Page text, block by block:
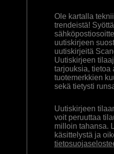
Ole kartalla
trendeistä!
uutiskirjeen
uutiskirjeitä
Uutiskirjeen
tarjouksia, tietoa
tuotemerkkien
sekä tietysti
Uutiskirjeen
voit peruuttaa
milloin tahansa.
käsittelystä ja